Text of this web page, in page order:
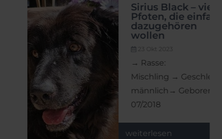
Sirius Black – vier
Pfoten, die einfach
dazugehören
wollen
23 Okt 2023
→ Rasse:
Mischling → Geschlecht:
männlich→ Geboren:
07/2018
weiterlesen